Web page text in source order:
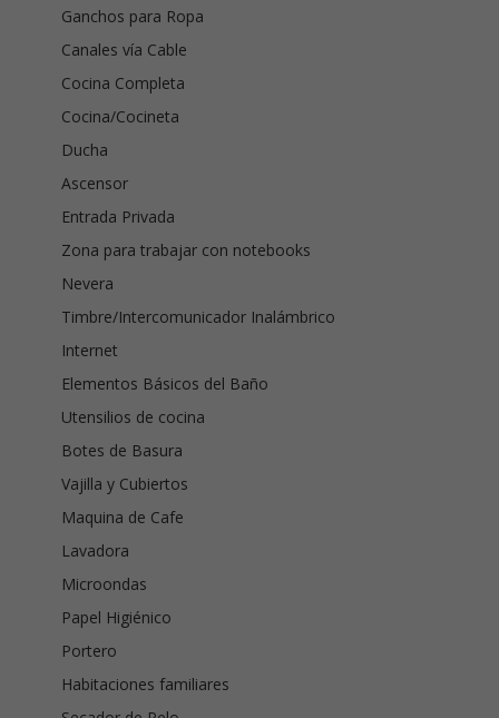
Ganchos para Ropa
Canales vía Cable
Cocina Completa
Cocina/Cocineta
Ducha
Ascensor
Entrada Privada
Zona para trabajar con notebooks
Nevera
Timbre/Intercomunicador Inalámbrico
Internet
Elementos Básicos del Baño
Utensilios de cocina
Botes de Basura
Vajilla y Cubiertos
Maquina de Cafe
Lavadora
Microondas
Papel Higiénico
Portero
Habitaciones familiares